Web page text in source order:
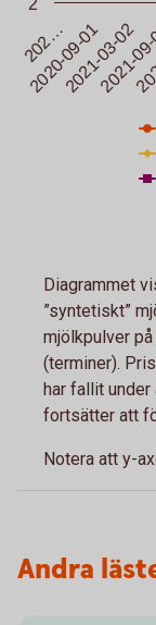
202…
2020-09-01
2021-03-02
2021-
Diagrammet
”syntetiskt”
mjölkpulver på
(terminer).
har fallit under
fortsätter att
Notera att y-
Andra